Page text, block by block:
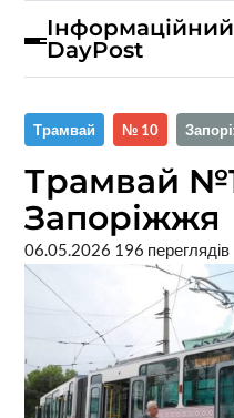
DayPost
Трамвай № 10
Трамвай
Запоріжжя
06.05.2026 196 переглядів